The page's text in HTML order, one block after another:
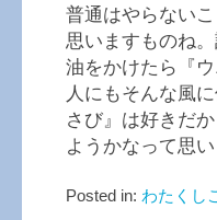
普通はやらない
思いますものね
油をかけたら『
人にもそんな風
さび』は好きだ
ようかなって思い
Posted in: わたくし